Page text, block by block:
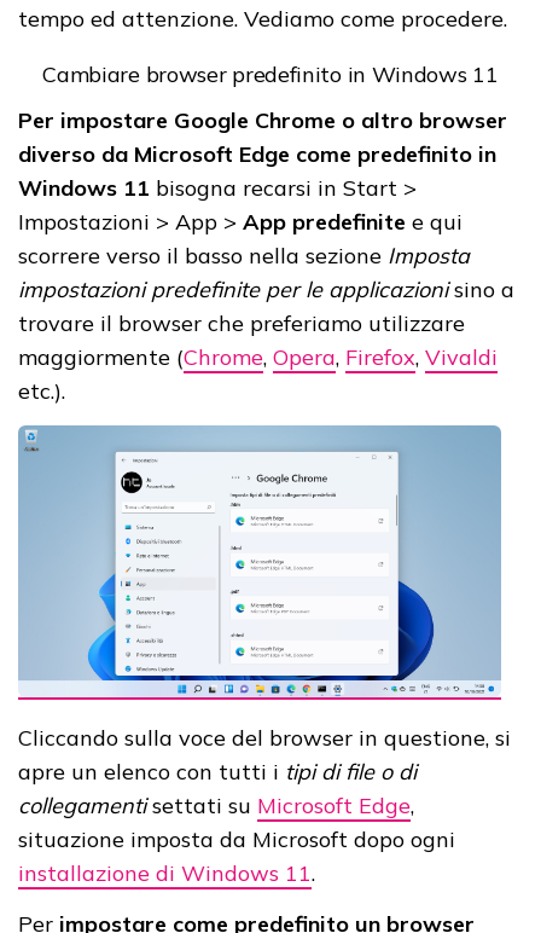
tempo ed attenzione. Vediamo come procedere.
Cambiare browser predefinito in Windows 11
Per impostare Google Chrome o altro browser
diverso da Microsoft Edge come predefinito in
Windows 11 bisogna recarsi in Start >
Impostazioni > App > App predefinite e qui
scorrere verso il basso nella sezione Imposta
impostazioni predefinite per le applicazionisino a
trovare il browser che preferiamo utilizzare
maggiormente (Chrome, Opera, Firefox, Vivaldi
etc.).
Cliccando sulla voce del browser in questione, si
apre un elenco con tutti i tipi di file o di
collegamentisettati su Microsoft Edge,
situazione imposta da Microsoft dopo ogni
installazione di Windows 11.
Per impostare come predefinito un browser